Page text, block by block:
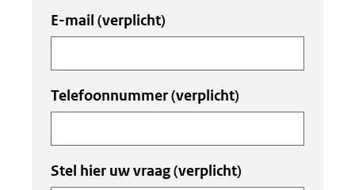
E-mail (verplicht)
Telefoonnummer(verplicht)
Stel hier uw vraag(verplicht)